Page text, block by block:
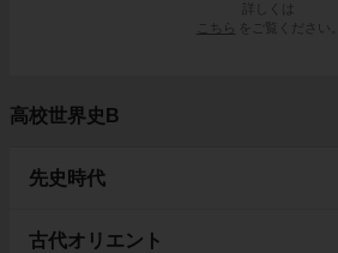
詳しくは
こちら
をご覧ください。
高校世界史B
先史時代
古代オリエント